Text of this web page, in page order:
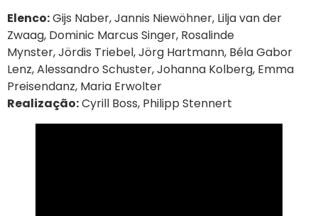
Elenco:Gijs Naber, Jannis Niewöhner, Lilja van der
Zwaag, Dominic Marcus Singer, Rosalinde
Mynster, Jördis Triebel, Jörg Hartmann, Béla Gabor
Lenz, Alessandro Schuster, Johanna Kolberg, Emma
Preisendanz, Maria Erwolter
Realização:Cyrill Boss, Philipp Stennert